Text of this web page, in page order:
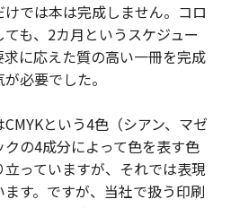
では本は完成しません。コロ
も、2カ月というスケジュー
に応えた質の高い一冊を完成
必要でした。
という4色（シアン、マゼ
の4成分によって色を表す色
っていますが、それでは表現
す。ですが、当社で扱う印刷